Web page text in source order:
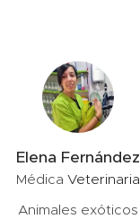
Elena Fernández
Médica Veterinaria
Animales exóticos